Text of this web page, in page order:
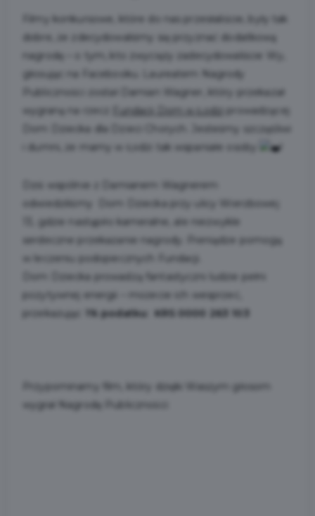
Filmy konkursowe, które do nas przesłaliście, były tak
dobre, że zdecydowaliśmy się przyznać dodatkową
nagrodę – o tym, kto zwycięży zadecydowaliście Wy,
głosując na Facebooku. Laureatem Nagrody
Publiczności został Damian Wagner, który przekazał
wygraną na rzecz
Fundacji Dom w Łodzi
prowadzącej
Dom Dziecka dla Dzieci Chorych. Jesteśmy szczęśliwi
i dumni, że mamy w Łodzi tak wspaniałe osoby
Dziś wspólnie z Damianem Wagnerem
odwiedziliśmy Dom Dziecka przy ulicy Wierzbowej
13, gdzie nastąpiło kameralne, ale niezwykle
serdeczne przekazanie nagrody. Pieniądze pomogą
w leczeniu podopiecznych Fundacji.
Dom Dziecka prowadzą fantastyczni ludzie pełni
pozytywnej energii –
możecie ich wesprzeć,
przekazując
1% podatku: KRS 0000 263 103
Przypominamy film, który dzięki Waszym głosom
wygrał Nagrodę Publiczności: